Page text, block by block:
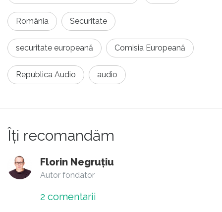
România Securitate
securitate europeană Comisia Europeană
Republica Audio audio
Îți recomandăm
Florin Negruțiu
Autor fondator
2 comentarii